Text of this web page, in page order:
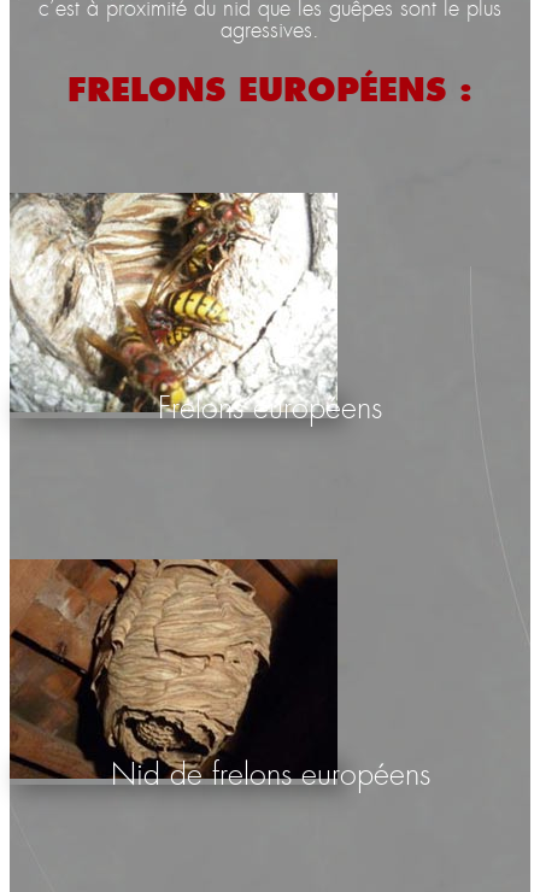
c’est à proximité du nid que les guêpes sont le plus
agressives.
FRELONS EUROPÉENS :
Frelons européens
Nid de frelons européens